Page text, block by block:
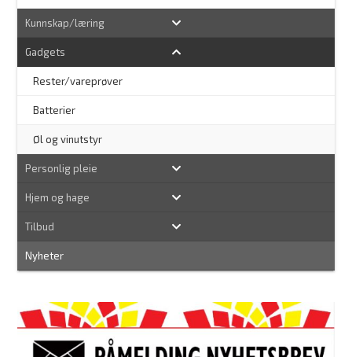
Kunnskap/læring
Gadgets
Rester/vareprøver
Batterier
Øl og vinutstyr
Personlig pleie
Hjem og hage
Tilbud
Nyheter